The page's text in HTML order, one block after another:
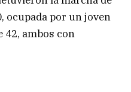
ocupada por un joven
42, ambos con